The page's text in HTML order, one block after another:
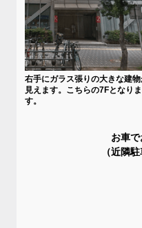
右手にガラス張りの大きな建物
見えます。こちらの7Fとなりま
す。
お車
（近隣